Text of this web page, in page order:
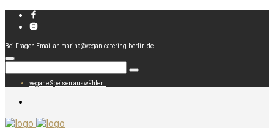
Bei Fragen Email an marina@vegan-catering-berlin.de
vegane Speisen auswählen!